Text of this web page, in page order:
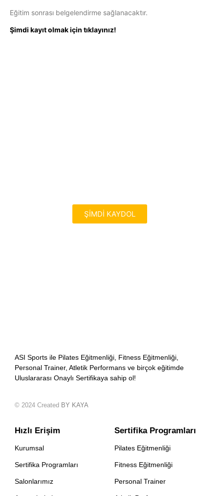
Eğitim sonrası belgelendirme sağlanacaktır.
Şimdi kayıt olmak için tıklayınız!
ŞİMDİ KAYDOL
ASI Sports ile Pilates Eğitmenliği, Fitness Eğitmenliği,
Personal Trainer, Atletik Performans ve birçok eğitimde
Uluslararası Onaylı Sertifikaya sahip ol!
© 2024 Created BY KAYA
Hızlı Erişim
Kurumsal
Sertifika Programları
Salonlarımız
Sertifika Programları
Pilates Eğitmenliği
Fitness Eğitmenliği
Personal Trainer